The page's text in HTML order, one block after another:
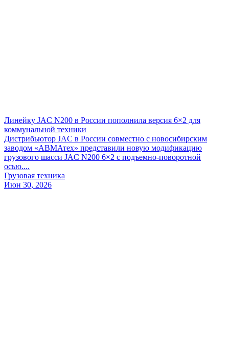
Линейку JAC N200 в России пополнила версия 6×2 для
коммунальной техники
Дистрибьютор JAC в России совместно с новосибирским
заводом «АВМАтех» представили новую модификацию
грузового шасси JAC N200 6×2 с подъемно-поворотной
осью....
Грузовая техника
Июн 30, 2026